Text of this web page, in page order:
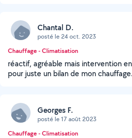
Chantal D.
posté le 24 oct. 2023
Chauffage - Climatisation
réactif, agréable mais intervention
pour juste un bilan de mon chauffage.
Georges F.
posté le 17 août 2023
Chauffage - Climatisation